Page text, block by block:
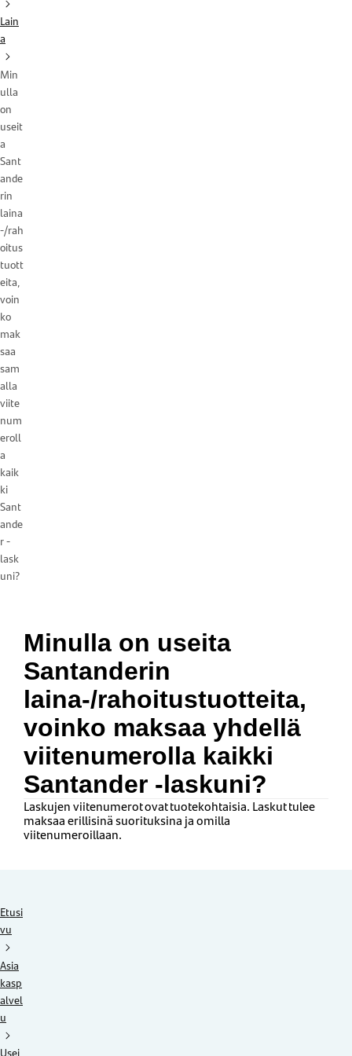
Lain
a
Min
ulla
on
useit
a
Sant
ande
rin
laina
-/rah
oitus
tuott
eita,
voin
ko
mak
saa
sam
alla
viite
num
eroll
a
kaik
ki
Sant
ande
r -
lask
uni?
Minulla on useita
Santanderin
laina-/rahoitustuotteita,
voinko maksaa yhdellä
viitenumerolla kaikki
Santander -laskuni?
Laskujen viitenumerot ovat tuotekohtaisia. Laskut tulee
maksaa erillisinä suorituksina ja omilla
viitenumeroillaan.
Etusi
vu
Asia
kasp
alvel
u
Usei